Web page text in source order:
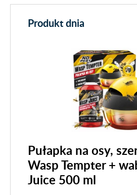
Produkt dnia
Pułapka na osy,
Wasp Tempter +
Juice 500 ml